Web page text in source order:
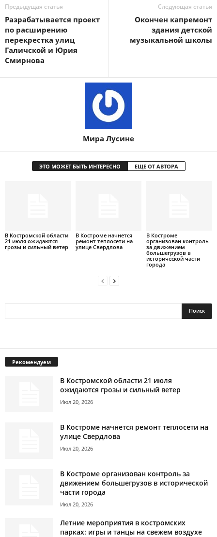
Предыдущая статья
Разрабатывается проект
по расширению
перекрестка улиц
Галичской и Юрия
Смирнова
Следующая статья
Окончен капремонт
здания детской
музыкальной школы
Мира Лусине
ЭТО МОЖЕТ БЫТЬ ИНТЕРЕСНО ЕЩЕ ОТ АВТОРА
В Костромской области
21 июля ожидаются
грозы и сильный ветер
В Костроме начнется
ремонт теплосети на
улице Свердлова
В Костроме
организован контроль
за движением
большегрузов в
исторической части
города
Рекомендуем
В Костромской области 21 июля
ожидаются грозы и сильный ветер
Июл 20, 2026
В Костроме начнется ремонт теплосети на
улице Свердлова
Июл 20, 2026
В Костроме организован контроль за
движением большегрузов в исторической
части города
Июл 20, 2026
Летние мероприятия в костромских
парках: игры и танцы на свежем воздухе